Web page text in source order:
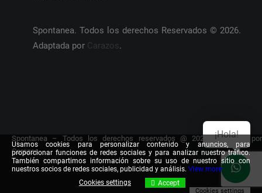
Spontanea. Todos los derechos Reservados © 2026.
Adaptada por Carazos.
Spontanea – Todos los derechos reservados @ 2026. Adaptada por
Carazos
Usamos cookies para personalizar contenido y anuncios, para
proporcionar funciones de redes sociales y para analizar nuestro tráfico.
También compartimos información sobre su uso de nuestro sitio con
nuestros socios de redes sociales, publicidad y análisis. View more
Cookies settings
Accept
Cookies settings
¡Hola!